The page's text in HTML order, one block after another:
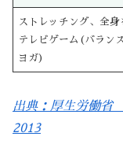
ストレッチング、全身
テレビゲーム(バラン
ヨガ)
出典：厚生労働省
2013